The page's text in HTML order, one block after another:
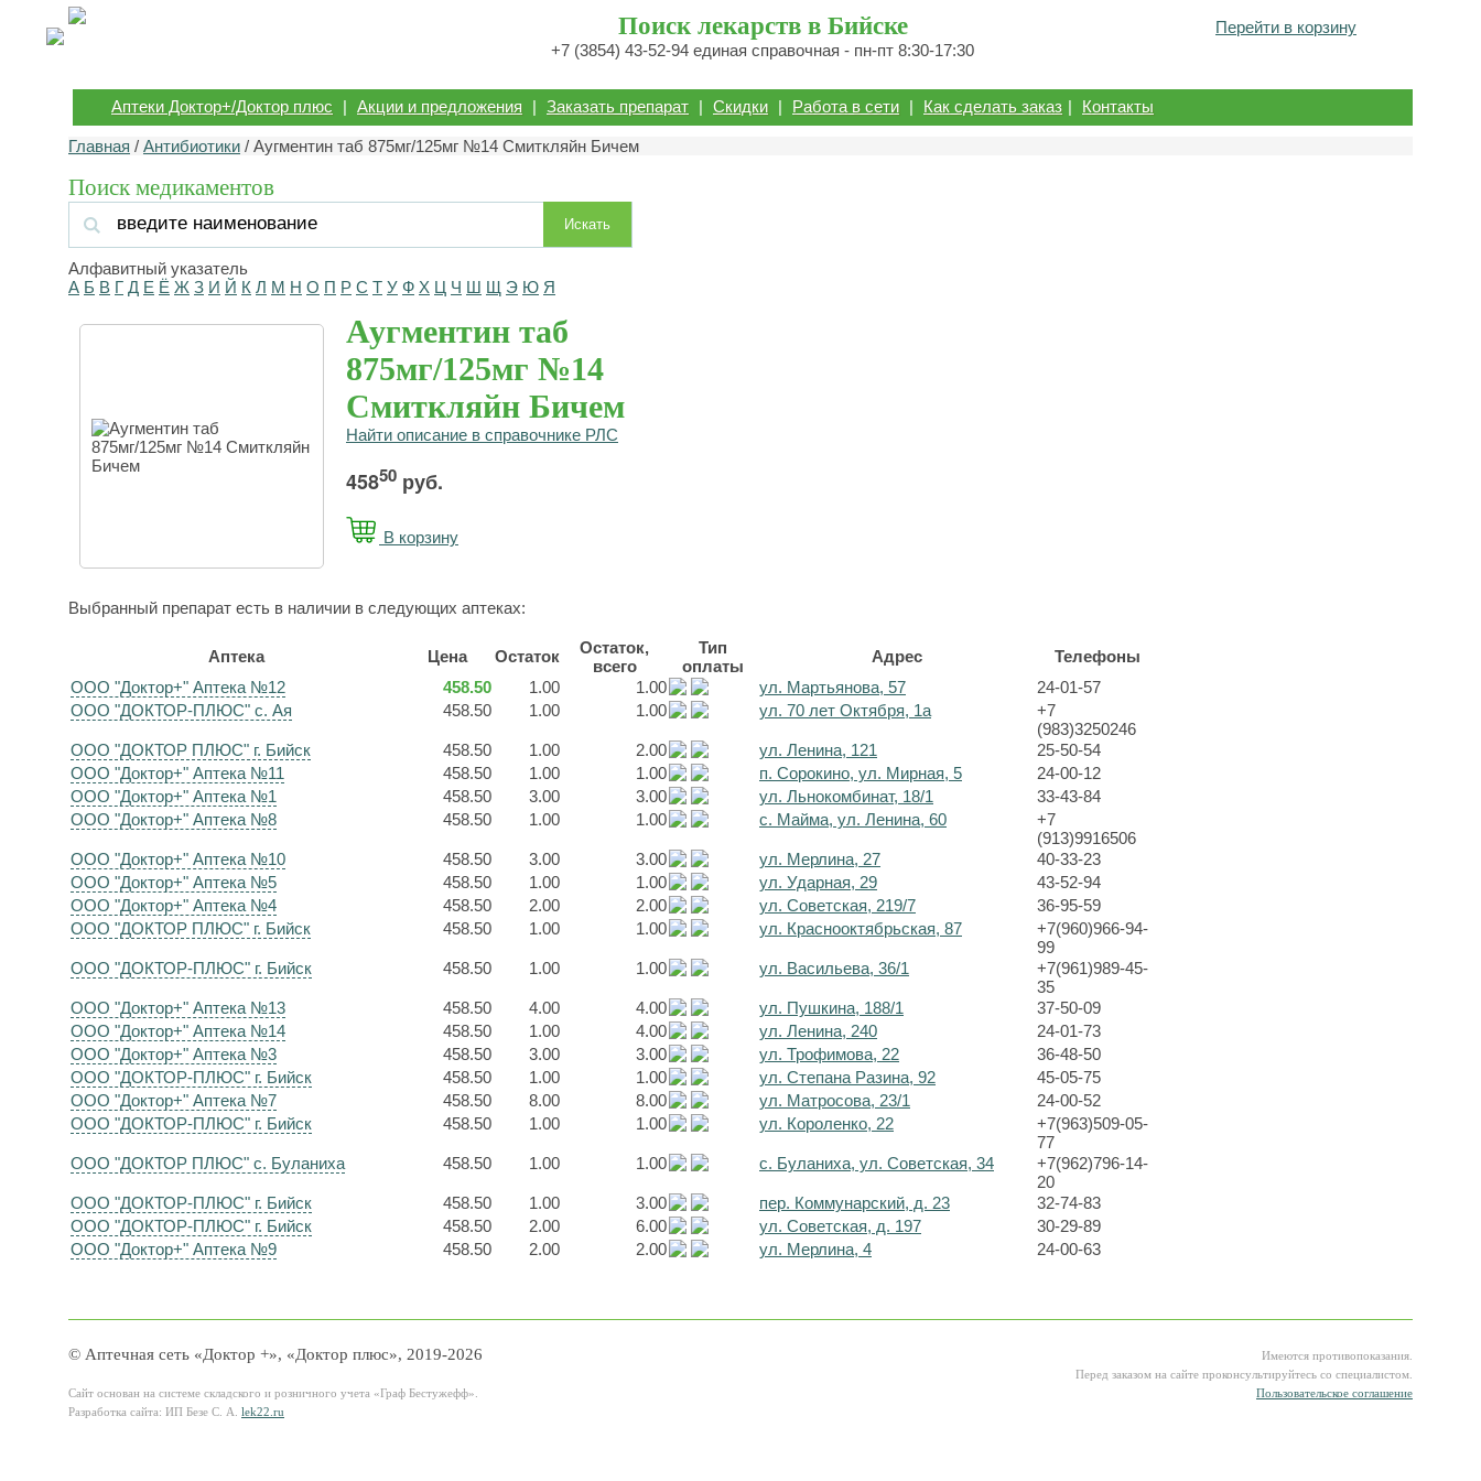
Поиск лекарств в Бийске
+7 (3854) 43-52-94 единая справочная - пн-пт 8:30-17:30
Перейти в корзину
Аптеки Доктор+/Доктор плюс | Акции и предложения | Заказать препарат | Скидки | Работа в сети | Как сделать заказ | Контакты
Главная / Антибиотики / Аугментин таб 875мг/125мг №14 Смиткляйн Бичем
Поиск медикаментов
Искать
Алфавитный указатель
А Б В Г Д Е Ё Ж З И Й К Л М Н О П Р С Т У Ф Х Ц Ч Ш Щ Э Ю Я
Аугментин таб
875мг/125мг №14
Смиткляйн Бичем
Найти описание в справочнике РЛС
45850 руб.
В корзину
Выбранный препарат есть в наличии в следующих аптеках:
Аптека Цена Остаток
Остаток,
всего
Тип
оплаты
Адрес
Телефоны
ООО "Доктор+" Аптека №12
458.50 1.00 1.00 ул. Мартьянова, 57
24-01-57
ООО "ДОКТОР-ПЛЮС" с. Ая
458.50 1.00 1.00 ул. 70 лет Октября, 1а
+7
(983)3250246
ООО "ДОКТОР ПЛЮС" г. Бийск
458.50 1.00 2.00 ул. Ленина, 121
25-50-54
ООО "Доктор+" Аптека №11
458.50 1.00 1.00 п. Сорокино, ул. Мирная, 5
24-00-12
ООО "Доктор+" Аптека №1
458.50 3.00 3.00 ул. Льнокомбинат, 18/1
33-43-84
ООО "Доктор+" Аптека №8
458.50 1.00 1.00 с. Майма, ул. Ленина, 60
+7
(913)9916506
ООО "Доктор+" Аптека №10
458.50 3.00 3.00 ул. Мерлина, 27
40-33-23
ООО "Доктор+" Аптека №5
458.50 1.00 1.00 ул. Ударная, 29
43-52-94
ООО "Доктор+" Аптека №4
458.50 2.00 2.00 ул. Советская, 219/7
36-95-59
ООО "ДОКТОР ПЛЮС" г. Бийск
458.50 1.00 1.00 ул. Краснооктябрьская, 87
+7(960)966-94-
99
ООО "ДОКТОР-ПЛЮС" г. Бийск
458.50 1.00 1.00 ул. Васильева, 36/1
+7(961)989-45-
35
ООО "Доктор+" Аптека №13
458.50 4.00 4.00 ул. Пушкина, 188/1
37-50-09
ООО "Доктор+" Аптека №14
458.50 1.00 4.00 ул. Ленина, 240
24-01-73
ООО "Доктор+" Аптека №3
458.50 3.00 3.00 ул. Трофимова, 22
36-48-50
ООО "ДОКТОР-ПЛЮС" г. Бийск
458.50 1.00 1.00 ул. Степана Разина, 92
45-05-75
ООО "Доктор+" Аптека №7
458.50 8.00 8.00 ул. Матросова, 23/1
24-00-52
ООО "ДОКТОР-ПЛЮС" г. Бийск
458.50 1.00 1.00 ул. Короленко, 22
+7(963)509-05-
77
ООО "ДОКТОР ПЛЮС" с. Буланиха
458.50 1.00 1.00 с. Буланиха, ул. Советская, 34
+7(962)796-14-
20
ООО "ДОКТОР-ПЛЮС" г. Бийск
458.50 1.00 3.00 пер. Коммунарский, д. 23
32-74-83
ООО "ДОКТОР-ПЛЮС" г. Бийск
458.50 2.00 6.00 ул. Советская, д. 197
30-29-89
ООО "Доктор+" Аптека №9
458.50 2.00 2.00 ул. Мерлина, 4 24-00-63
© Аптечная сеть «Доктор +», «Доктор плюс», 2019-2026
Сайт основан на системе складского и розничного учета «Граф Бестужефф».
Разработка сайта: ИП Безе С. А. lek22.ru
Имеются противопоказания.
Перед заказом на сайте проконсультируйтесь со специалистом.
Пользовательское соглашение